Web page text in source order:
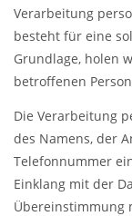
Verarbeitung
besteht für eine
Grundlage, holen
betroffenen
Die Verarbeitung
des Namens, der
Telefonnummer
Einklang mit der
Übereinstimmung